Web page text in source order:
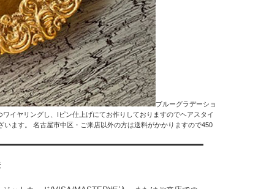
ブルーグラデーショ
イヤリングし、Iピン仕上げにてお作りしておりますのでヘアスタイ
ます。 名古屋市中区・ご来店以外の方は送料がかかりますので450